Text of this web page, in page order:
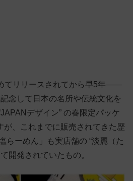
てリリースされてから早5年——
念して日本の名所や伝統文化を
デザイン” の春限定パッケ
が、これまでに販売されてきた歴
らーめん」も実店舗の “淡麗（た
開発されていたもの。